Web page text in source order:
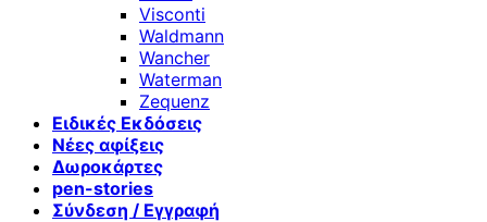
Visconti
Waldmann
Wancher
Waterman
Zequenz
Ειδικές Εκδόσεις
Νέες αφίξεις
Δωροκάρτες
pen-stories
Σύνδεση / Εγγραφή